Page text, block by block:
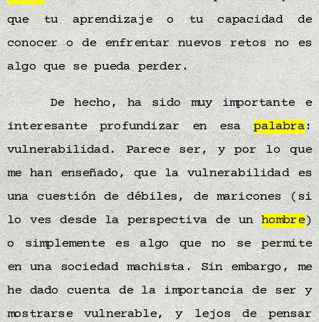
que tu aprendizaje o tu capacidad de
conocer o de enfrentar nuevos retos no es
algo que se pueda perder.
De hecho, ha sido muy importante e
interesante profundizar en esapalabra:
vulnerabilidad. Parece ser, y por lo que
me han enseñado, que la vulnerabilidad es
una cuestión de débiles, de maricones (si
lo ves desde la perspectiva de un hombre)
o simplemente es algo que no se permite
en una sociedad machista. Sin embargo, me
he dado cuenta de la importancia de ser y
mostrarse vulnerable, y lejos de pensar